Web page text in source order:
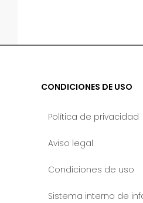
CONDICIONES DE USO
Política de privacidad
Aviso legal
Condiciones de uso
Sistema interno de